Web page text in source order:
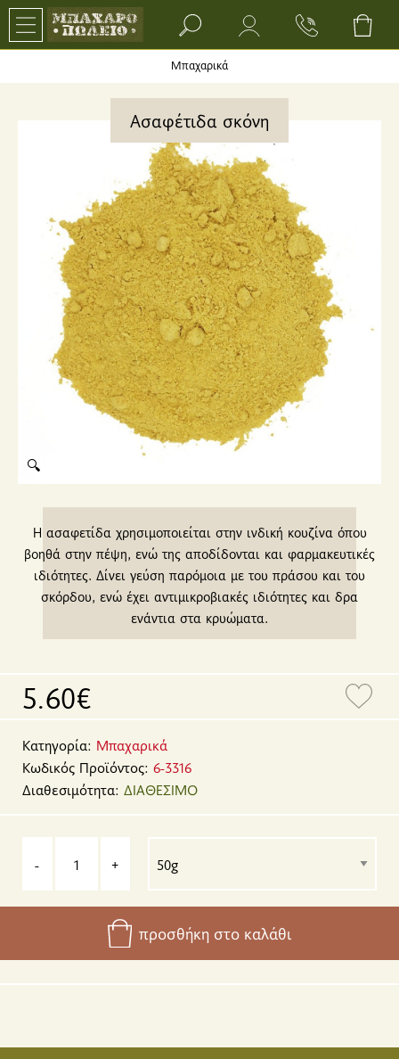
Search bar input field
Μπαχαρικά
Ασαφέτιδα σκόνη
🔍
Η ασαφετίδα χρησιμοποιείται στην ινδική κουζίνα όπου
βοηθά στην πέψη, ενώ της αποδίδονται και φαρμακευτικές
ιδιότητες. Δίνει γεύση παρόμοια με του πράσου και του
σκόρδου, ενώ έχει αντιμικροβιακές ιδιότητες και δρα
ενάντια στα κρυώματα.
5.60€
Κατηγορία: Μπαχαρικά
Κωδικός Προϊόντος: 6-3316
Διαθεσιμότητα: ΔΙΑΘΕΣΙΜΟ
- +
προσθήκη στο καλάθι